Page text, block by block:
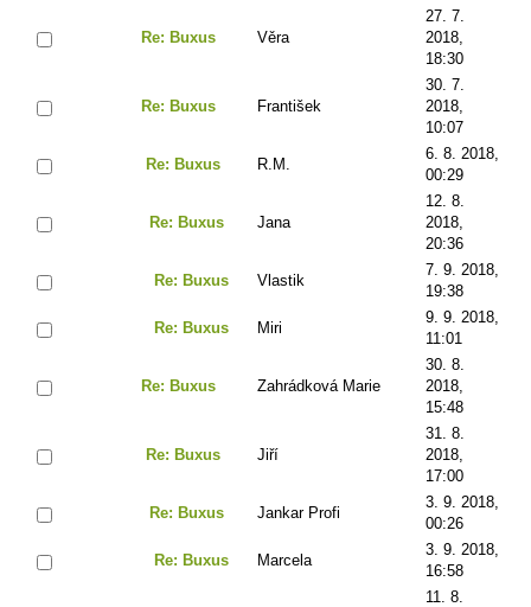
Re: Buxus Věra
27. 7.
2018,
18:30
Re: Buxus František
30. 7.
2018,
10:07
Re: Buxus R.M.
6. 8. 2018,
00:29
Re: Buxus Jana
12. 8.
2018,
20:36
Re: Buxus Vlastik
7. 9. 2018,
19:38
Re: Buxus Miri
9. 9. 2018,
11:01
Re: Buxus Zahrádková Marie
30. 8.
2018,
15:48
Re: Buxus Jiří
31. 8.
2018,
17:00
Re: Buxus Jankar Profi
3. 9. 2018,
00:26
Re: Buxus Marcela
3. 9. 2018,
16:58
11. 8.